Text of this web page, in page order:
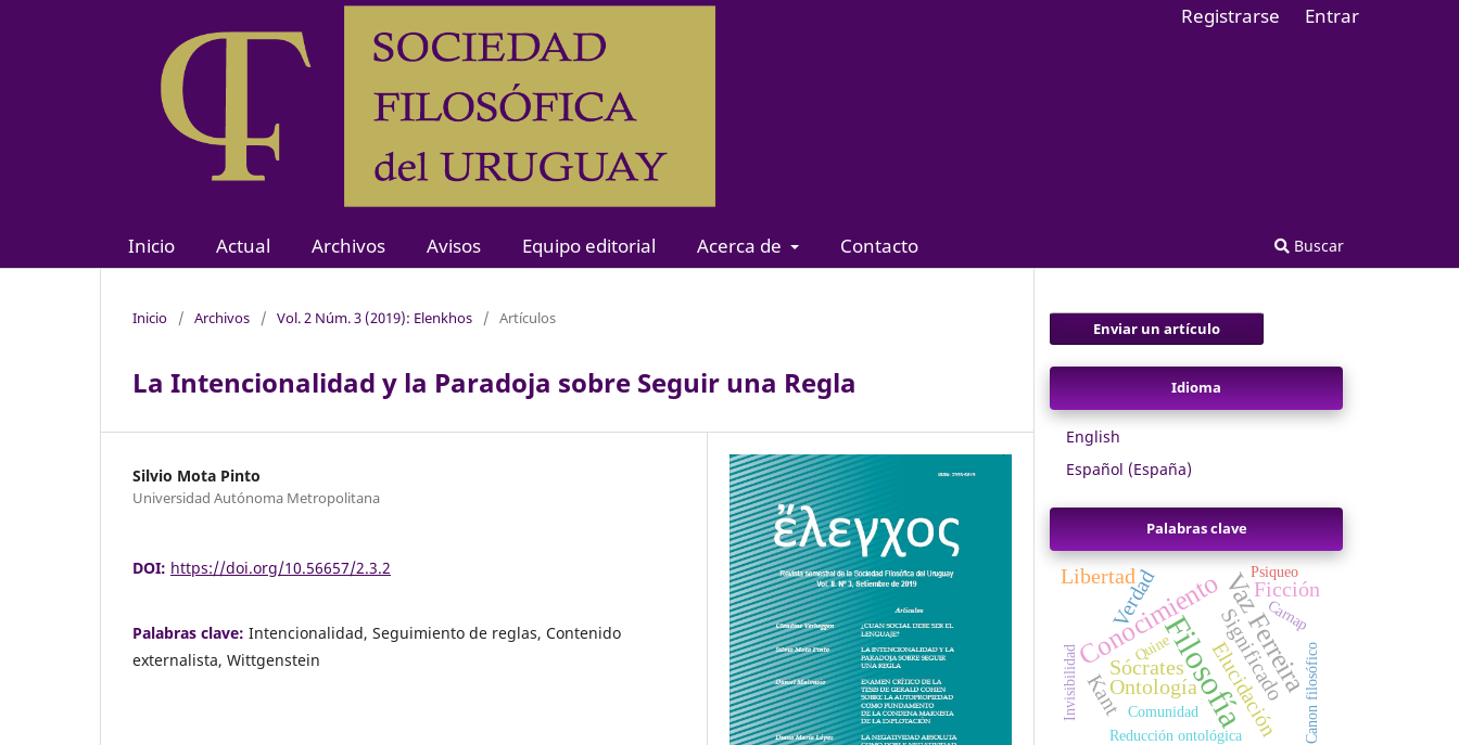
Inicio Actual Archivos Avisos Equipo editorial Acerca de Contacto Buscar
Registrarse Entrar
Inicio / Archivos / Vol. 2 Núm. 3 (2019): Elenkhos / Artículos
La Intencionalidad y la Paradoja sobre Seguir una Regla
Silvio Mota Pinto
Universidad Autónoma Metropolitana
DOI: https://doi.org/10.56657/2.3.2
Palabras clave: Intencionalidad, Seguimiento de reglas, Contenido
externalista, Wittgenstein
Enviar un artículo
Idioma
English
Español (España)
Palabras clave
Filosofía
ConocimientoVaz Ferreira
Ontología
Kant
Sócrates
Verdad
Elucidación
Ficción
Significado
Libertad
Canon filosófico
Reducción ontológica
Invisibilidad Comunidad
Carnap
Psiqueo
Quine